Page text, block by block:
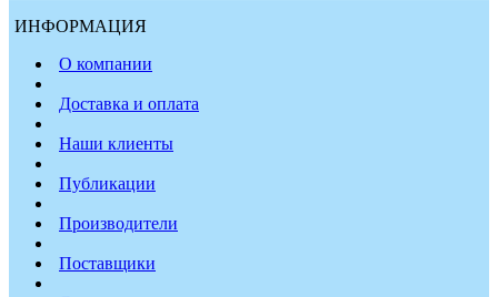
ИНФОРМАЦИЯ
О компании
Доставка и оплата
Наши клиенты
Публикации
Производители
Поставщики